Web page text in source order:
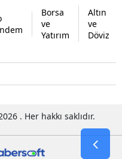
Borsa
ve
Yatırım
Altın
ve
Döviz
. Her hakkı saklıdır.